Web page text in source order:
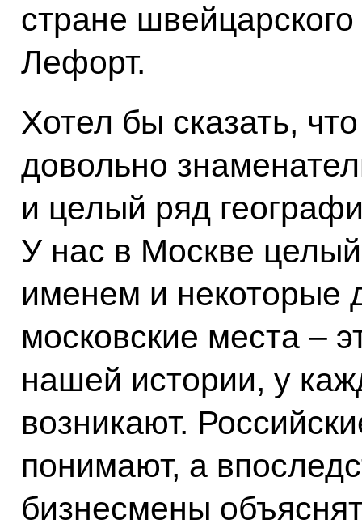
стране
Лефорт.
Хотел бы сказать,
довольно
и целый ряд
У нас в Москве
именем и некоторые
московские места –
нашей истории, у
возникают.
понимают, а
бизнесмены